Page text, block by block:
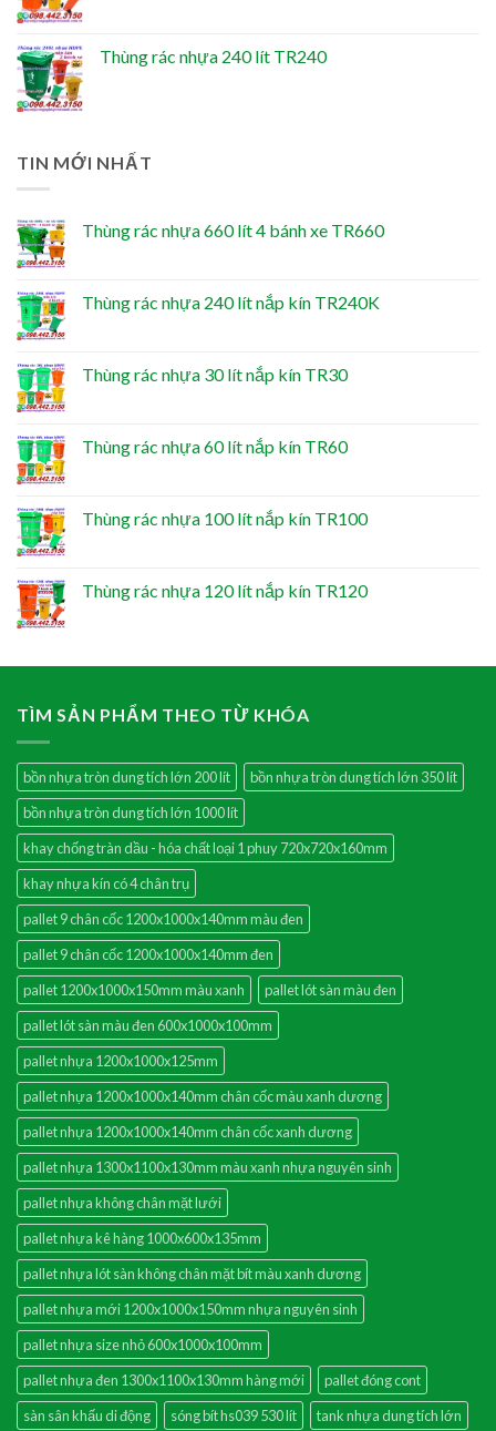
Thùng rác nhựa 240 lít TR240
TIN MỚI NHẤT
Thùng rác nhựa 660 lít 4 bánh xe TR660
Thùng rác nhựa 240 lít nắp kín TR240K
Thùng rác nhựa 30 lít nắp kín TR30
Thùng rác nhựa 60 lít nắp kín TR60
Thùng rác nhựa 100 lít nắp kín TR100
Thùng rác nhựa 120 lít nắp kín TR120
TÌM SẢN PHẨM THEO TỪ KHÓA
bồn nhựa tròn dung tích lớn 200 lít
bồn nhựa tròn dung tích lớn 350 lít
bồn nhựa tròn dung tích lớn 1000 lít
khay chống tràn dầu - hóa chất loại 1 phuy 720x720x160mm
khay nhựa kín có 4 chân trụ
pallet 9 chân cốc 1200x1000x140mm màu đen
pallet 9 chân cốc 1200x1000x140mm đen
pallet 1200x1000x150mm màu xanh
pallet lót sàn màu đen
pallet lót sàn màu đen 600x1000x100mm
pallet nhựa 1200x1000x125mm
pallet nhựa 1200x1000x140mm chân cốc màu xanh dương
pallet nhựa 1200x1000x140mm chân cốc xanh dương
pallet nhựa 1300x1100x130mm màu xanh nhựa nguyên sinh
pallet nhựa không chân mặt lưới
pallet nhựa kê hàng 1000x600x135mm
pallet nhựa lót sàn không chân mặt bít màu xanh dương
pallet nhựa mới 1200x1000x150mm nhựa nguyên sinh
pallet nhựa size nhỏ 600x1000x100mm
pallet nhựa đen 1300x1100x130mm hàng mới
pallet đóng cont
sàn sân khấu di động
sóng bít hs039 530 lít
tank nhựa dung tích lớn